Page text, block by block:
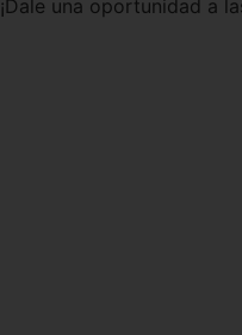
¡Dale una oportunidad a